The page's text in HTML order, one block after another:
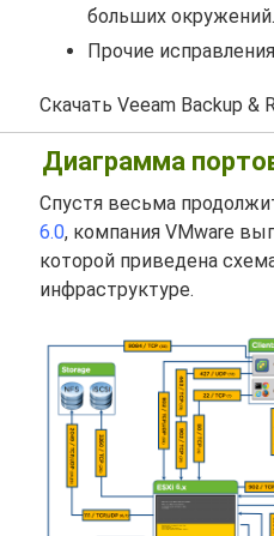
больших окружений.
Прочие
Скачать Veeam Backup
Диаграмма
Спустя весьма
6.0, компания VMware
которой приведена
инфраструктуре.